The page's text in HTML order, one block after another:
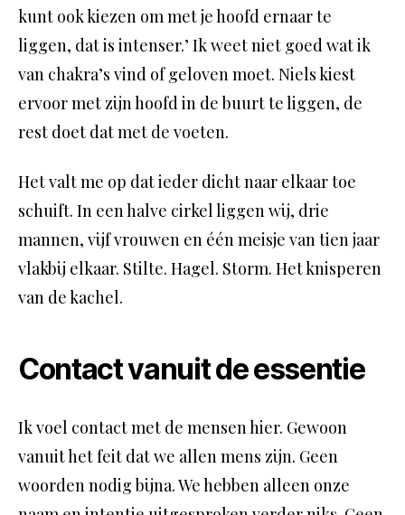
kunt ook kiezen om met je hoofd ernaar te
liggen, dat is intenser.’ Ik weet niet goed wat ik
van chakra’s vind of geloven moet. Niels kiest
ervoor met zijn hoofd in de buurt te liggen, de
rest doet dat met de voeten.
Het valt me op dat ieder dicht naar elkaar toe
schuift. In een halve cirkel liggen wij, drie
mannen, vijf vrouwen en één meisje van tien jaar
vlakbij elkaar. Stilte. Hagel. Storm. Het knisperen
van de kachel.
Contact vanuit de essentie
Ik voel contact met de mensen hier. Gewoon
vanuit het feit dat we allen mens zijn. Geen
woorden nodig bijna. We hebben alleen onze